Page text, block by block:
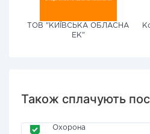
ТОВ "КИЇВСЬКА ОБЛАСНА
ЕК"
Також сплачують
Охорона